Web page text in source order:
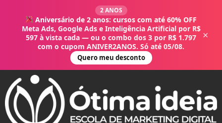
2 ANOS
Aniversário de 2 anos: cursos com até 60% OFF
Meta Ads, Google Ads e Inteligência Artificial por R$
597 à vista cada — ou o combo dos 3 por R$ 1.797
com o cupom ANIVER2ANOS. Só até 05/08.
Quero meu desconto
×